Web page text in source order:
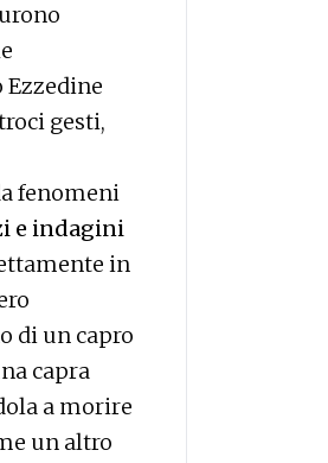
Ezzedine
gesti,
fenomeni
e indagini
in
di un capro
capra
a morire
un altro